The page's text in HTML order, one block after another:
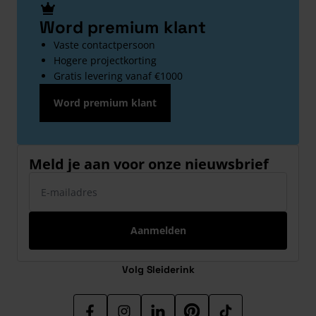
Word premium klant
Vaste contactpersoon
Hogere projectkorting
Gratis levering vanaf €1000
Word premium klant
Meld je aan voor onze nieuwsbrief
Aanmelden
Volg Sleiderink